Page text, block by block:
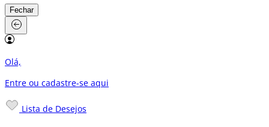
Fechar
Olá,
Entre ou cadastre-se aqui
Lista de Desejos